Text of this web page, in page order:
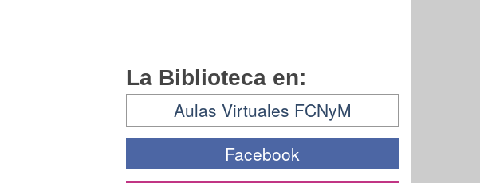
La Biblioteca en:
Aulas Virtuales FCNyM
Facebook